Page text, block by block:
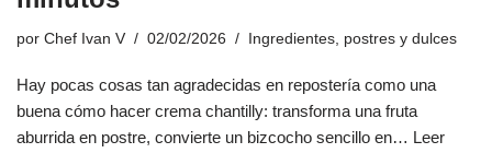
por Chef Ivan V 02/02/2026 Ingredientes, postres y dulces
Hay pocas cosas tan agradecidas en repostería como una
buena cómo hacer crema chantilly: transforma una fruta
aburrida en postre, convierte un bizcocho sencillo en… Leer